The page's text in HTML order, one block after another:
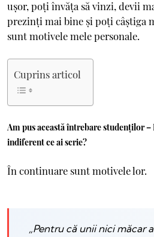
ușor, poți învăța să vinzi, devii
prezinți mai bine și poți câștiga
sunt motivele mele personale.
Cuprins articol
Am pus această întrebare studenților –
indiferent ce ai scrie?
În continuare sunt motivele lor.
„Pentru că unii nici măcar